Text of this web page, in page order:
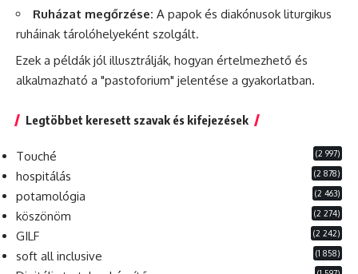
Ruházat megőrzése: A papok és diakónusok liturgikus
ruháinak tárolóhelyeként szolgált.
Ezek a példák jól illusztrálják, hogyan értelmezhető és
alkalmazható a "pastoforium" jelentése a gyakorlatban.
Legtöbbet keresett szavak és kifejezések
Touché (2 997)
hospitálás (2 878)
potamológia (2 463)
köszönöm (2 274)
GILF (2 242)
soft all inclusive (1 858)